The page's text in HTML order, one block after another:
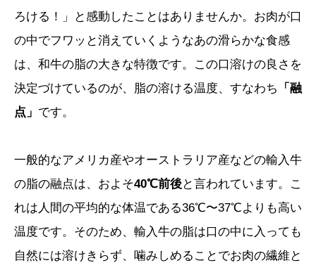
ろける！」と感動したことはありませんか。お肉が口
の中でフワッと消えていくようなあの滑らかな食感
は、和牛の脂の大きな特徴です。この口溶けの良さを
決定づけているのが、脂の溶ける温度、すなわち
「融
点」 です。
一般的なアメリカ産やオーストラリア産などの輸入牛
の脂の融点は、およそ40℃前後と言われています。こ
れは人間の平均的な体温である36℃〜37℃よりも高い
温度です。そのため、輸入牛の脂は口の中に入っても
自然には溶けきらず、噛みしめることでお肉の繊維と